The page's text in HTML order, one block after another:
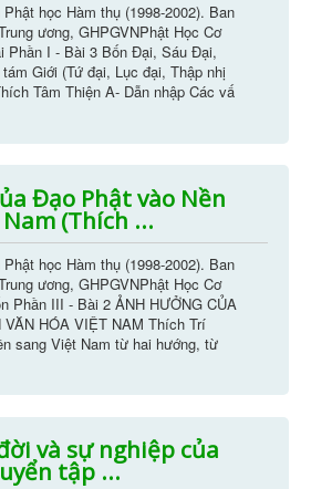
học Hàm thụ (1998-2002). Ban
ương, GHPGVNPhật Học Cơ
Phần I - Bài 3 Bốn Ðại, Sáu Ðại,
Giới (Tứ đại, Lục đại, Thập nhị
Tâm Thiện A- Dẫn nhập Các vấ
Đạo Phật vào Nền
(Thích ...
học Hàm thụ (1998-2002). Ban
ương, GHPGVNPhật Học Cơ
Phần III - Bài 2 ẢNH HƯỞNG CỦA
HÓA VIỆT NAM Thích Trí
sang Việt Nam từ hai hướng, từ
và sự nghiệp của
tập ...